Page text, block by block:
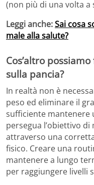
(non più di una volta a
Leggi anche:Sai cosa
male alla salute?
Cos’altro
sulla pancia?
In realtà non è
peso ed eliminare il
sufficiente mantenere
persegua l’obiettivo
attraverso una
fisico. Creare una
mantenere a lungo
per raggiungere livelli